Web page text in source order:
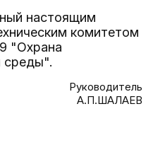
настоящим
комитетом
"Охрана
среды".
Руководитель
А.П.ШАЛАЕВ